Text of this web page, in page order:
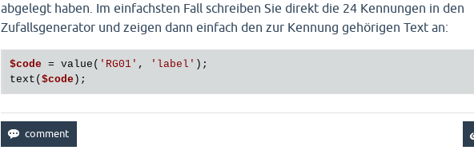
abgelegt haben. Im einfachsten Fall schreiben Sie direkt die 24 Kennungen in den
Zufallsgenerator und zeigen dann einfach den zur Kennung gehörigen Text an:
$code = value( 'RG01' , 'label' );
text($code